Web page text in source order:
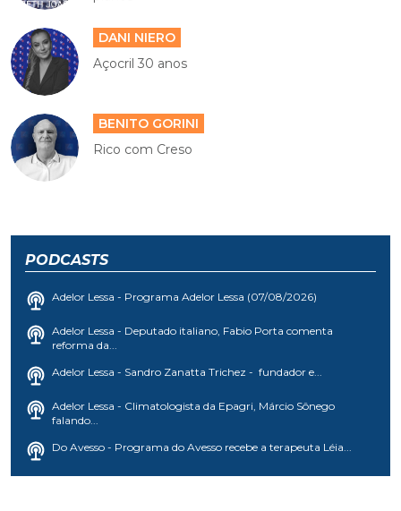
DANI NIERO
Açocril 30 anos
BENITO GORINI
Rico com Creso
PODCASTS
Adelor Lessa - Programa Adelor Lessa (07/08/2026)
Adelor Lessa - Deputado italiano, Fabio Porta comenta
reforma da...
Adelor Lessa - Sandro Zanatta Trichez - fundador e...
Adelor Lessa - Climatologista da Epagri, Márcio Sônego
falando...
Do Avesso - Programa do Avesso recebe a terapeuta Léia...